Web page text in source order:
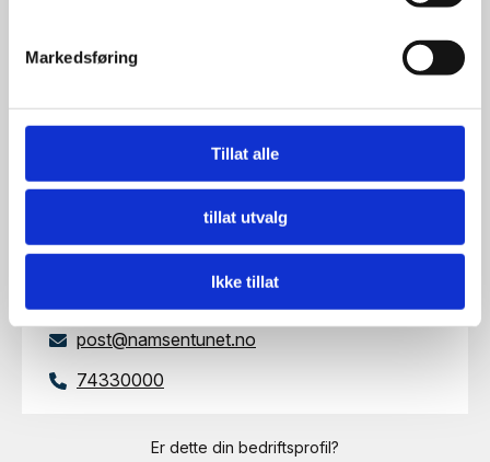
Markedsføring
Tillat alle
tillat utvalg
Ikke tillat
Namsenvegen 305, 7870 GRONG
Besøk nettside
Ta kontakt
post@namsentunet.no
74330000
Er dette din bedriftsprofil?